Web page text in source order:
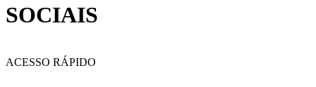
SOCIAIS
ACESSO RÁPIDO